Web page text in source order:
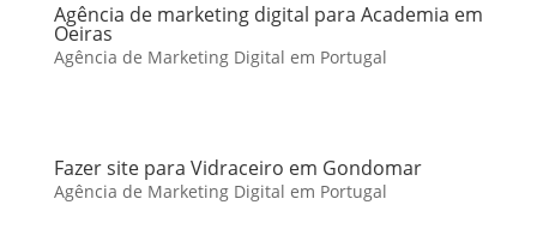
Agência de marketing digital para Academia em
Oeiras
Agência de Marketing Digital em Portugal
Fazer site para Vidraceiro em Gondomar
Agência de Marketing Digital em Portugal